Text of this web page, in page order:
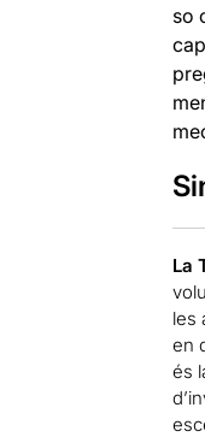
so
La
les
en
és